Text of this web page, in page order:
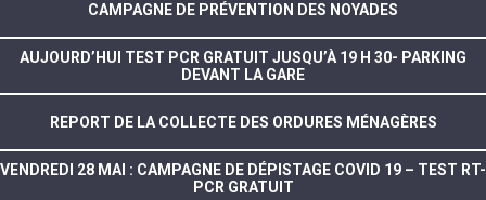
CAMPAGNE DE PRÉVENTION DES NOYADES
AUJOURD’HUI TEST PCR GRATUIT JUSQU’À 19 H 30- PARKING
DEVANT LA GARE
REPORT DE LA COLLECTE DES ORDURES MÉNAGÈRES
VENDREDI 28 MAI : CAMPAGNE DE DÉPISTAGE COVID 19 – TEST RT-
PCR GRATUIT